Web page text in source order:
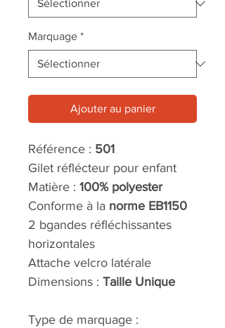
Marquage *
Ajouter au panier
Référence : 501
Gilet réflécteur pour enfant
Matière : 100% polyester
Conforme à la norme EB1150
2 bgandes réfléchissantes
horizontales
Attache velcro latérale
Dimensions : Taille Unique
Type de marquage :